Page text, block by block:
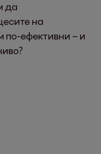
да
на
по-ефективни – и